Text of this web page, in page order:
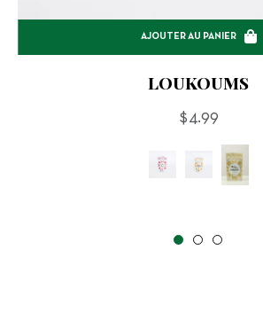
AJOUTER AU PANIER
LOUKOUMS
Prix
régulier
$4.99